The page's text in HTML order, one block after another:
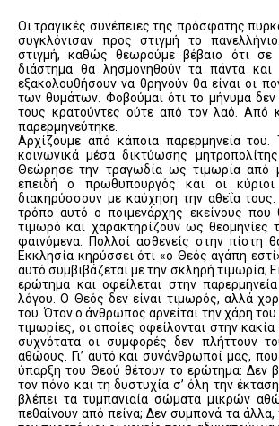
Οι τραγικές συνέπειες της πρόσφατης
συγκλόνισαν προς στιγμή το
στιγμή, καθώς θεωρούμε βέβαιο ότι σε
διάστημα θα λησμονηθούν τα πάντα
εξακολουθήσουν να θρηνούν θα είναι οι
των θυμάτων. Φοβούμαι ότι το μήνυμα
τους κρατούντες ούτε από τον λαό. Από
παρερμηνεύτηκε.
Αρχίζουμε από κάποια παρερμηνεία
κοινωνικά μέσα δικτύωσης
Θεώρησε την τραγωδία ως τιμωρία από
επειδή ο πρωθυπουργός και οι κύριοι
διακηρύσσουν με καύχηση την αθεΐα τους.
τρόπο αυτό ο ποιμενάρχης εκείνους
τιμωρό και χαρακτηρίζουν ως θεομηνίες
φαινόμενα. Πολλοί ασθενείς στην πίστη
Εκκλησία κηρύσσει ότι «ο Θεός αγάπη
αυτό συμβιβάζεται με την σκληρή τιμωρία;
ερώτημα και οφείλεται στην
λόγου. Ο Θεός δεν είναι τιμωρός, αλλά
του. Όταν ο άνθρωπος αρνείται την χάρη
τιμωρίες, οι οποίες οφείλονται στην
συχνότατα οι συμφορές δεν πλήττουν
αθώους. Γι’ αυτό και συνάνθρωποί μας,
ύπαρξη του Θεού θέτουν το ερώτημα: Δεν
τον πόνο και τη δυστυχία σ’ όλη την
βλέπει τα τυμπανιαία σώματα μικρών
πεθαίνουν από πείνα; Δεν συμπονά τα